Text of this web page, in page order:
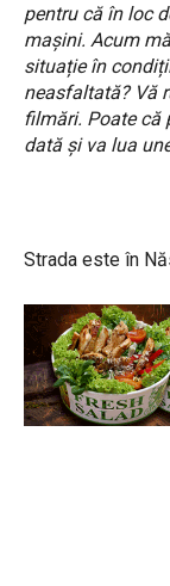
pentru că în loc
maşini. Acum
situație în
neasfaltată? Vă
filmări. Poate
dată şi va lua
Strada este în